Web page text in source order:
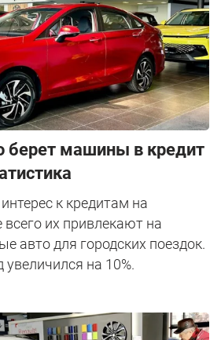
берет машины в кредит
к кредитам на
их привлекают на
авто для городских поездок.
увеличился на 10%.